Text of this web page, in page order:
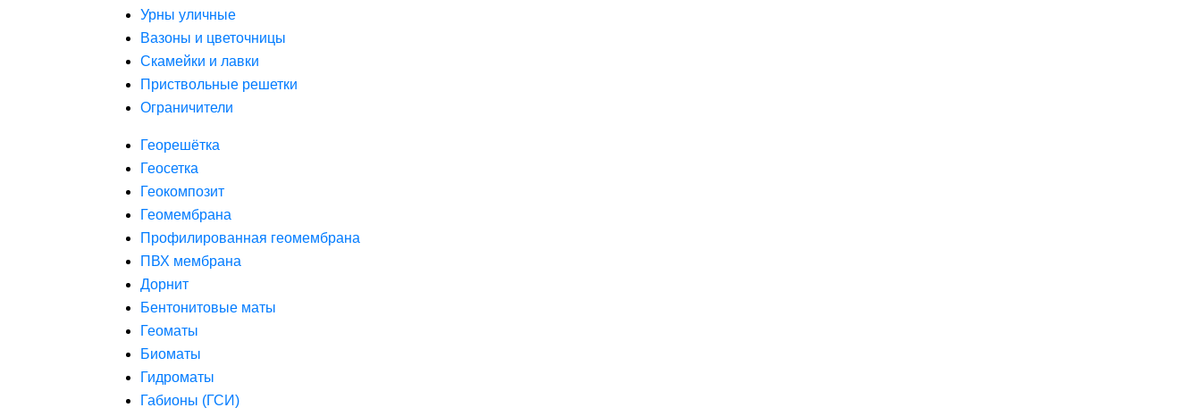
Урны уличные
Вазоны и цветочницы
Скамейки и лавки
Приствольные решетки
Ограничители
Георешётка
Геосетка
Геокомпозит
Геомембрана
Профилированная геомембрана
ПВХ мембрана
Дорнит
Бентонитовые маты
Геоматы
Биоматы
Гидроматы
Габионы (ГСИ)